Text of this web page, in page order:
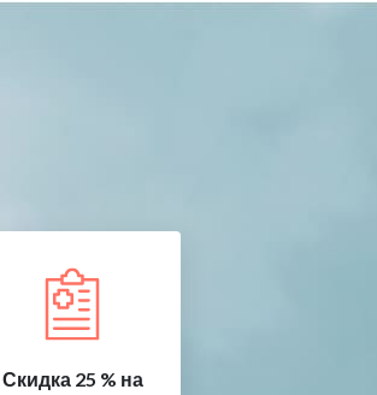
Скидка 25 % на